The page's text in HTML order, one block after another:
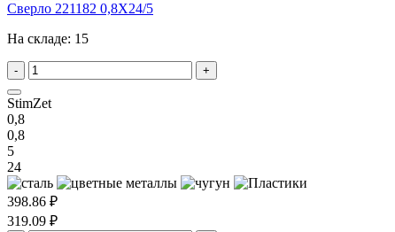
Сверло 221182 0,8X24/5
На складе: 15
- +
StimZet
0,8
0,8
5
24
398.86 ₽
319.09 ₽